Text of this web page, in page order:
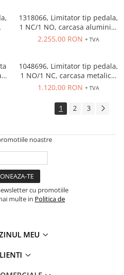
1318066, Limitator tip pedala,
1 NC/1 NO, carcasa aluminiu,
5 A/250 VAC
2.255,00 RON + TVA
1048696, Limitator tip pedala,
1 NO/1 NC, carcasa metalica,
cablu conexiune 1 x M20 x 1.5
1.120,00 RON + TVA
1 2 3
noastre
cu promotiile
multe in Politica de
MEU